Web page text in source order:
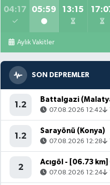
04:17 05:59 13:15
Aylık Vakitler
SON DEPREMLER
1.2
Battalgazi
07.08.2026 12:42
1.2
Sarayönü (Konya)
07.08.2026 12:28
2
07.08.2026 12:24